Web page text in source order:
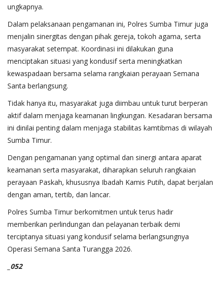
ungkapnya.
Dalam pelaksanaan pengamanan ini, Polres Sumba Timur juga
menjalin sinergitas dengan pihak gereja, tokoh agama, serta
masyarakat setempat. Koordinasi ini dilakukan guna
menciptakan situasi yang kondusif serta meningkatkan
kewaspadaan bersama selama rangkaian perayaan Semana
Santa berlangsung.
Tidak hanya itu, masyarakat juga diimbau untuk turut berperan
aktif dalam menjaga keamanan lingkungan. Kesadaran bersama
ini dinilai penting dalam menjaga stabilitas kamtibmas di wilayah
Sumba Timur.
Dengan pengamanan yang optimal dan sinergi antara aparat
keamanan serta masyarakat, diharapkan seluruh rangkaian
perayaan Paskah, khususnya Ibadah Kamis Putih, dapat berjalan
dengan aman, tertib, dan lancar.
Polres Sumba Timur berkomitmen untuk terus hadir
memberikan perlindungan dan pelayanan terbaik demi
terciptanya situasi yang kondusif selama berlangsungnya
Operasi Semana Santa Turangga 2026.
_052